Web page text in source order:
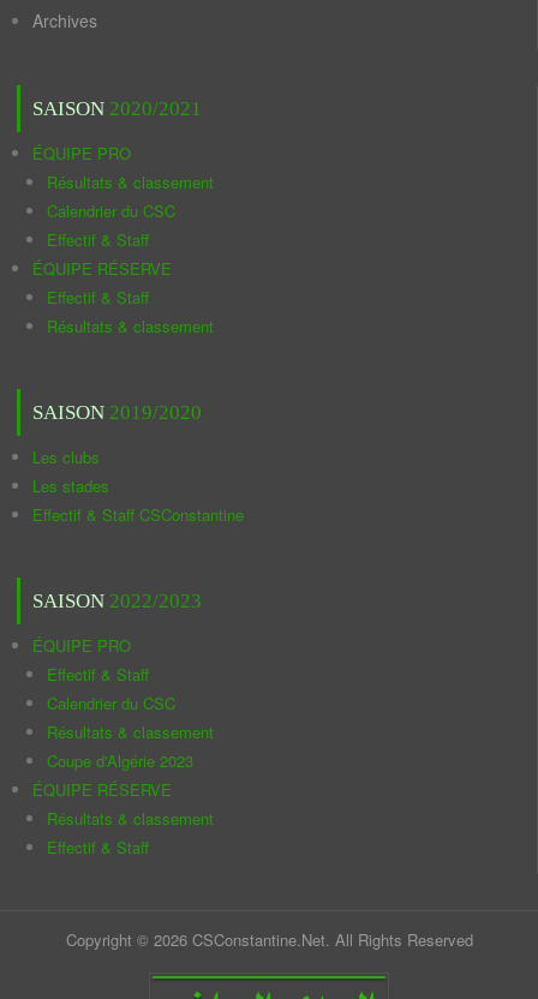
Archives
SAISON 2020/2021
ÉQUIPE PRO
Résultats & classement
Calendrier du CSC
Effectif & Staff
ÉQUIPE RÉSERVE
Effectif & Staff
Résultats & classement
SAISON 2019/2020
Les clubs
Les stades
Effectif & Staff CSConstantine
SAISON 2022/2023
ÉQUIPE PRO
Effectif & Staff
Calendrier du CSC
Résultats & classement
Coupe d'Algérie 2023
ÉQUIPE RÉSERVE
Résultats & classement
Effectif & Staff
Copyright © 2026 CSConstantine.Net. All Rights Reserved